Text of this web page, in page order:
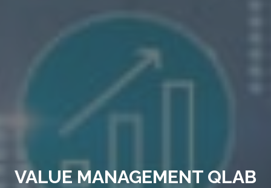
VALUE MANAGEMENT QLAB